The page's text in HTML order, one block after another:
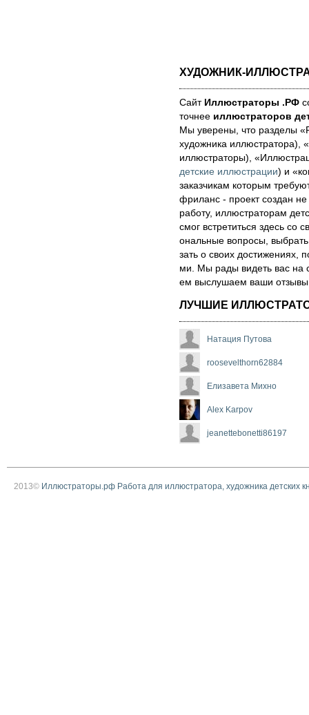
ХУДОЖНИК-
Сайт Иллюстраторы .РФ
точнее иллюстраторов
Мы уве­ре­ны, что раз­де­лы
художника иллюстратора),
иллюстраторы),
детские иллюстрации) и
за­каз­чи­кам которым
фри­ланс - про­ект соз­дан
ра­бо­ту, иллюстраторам
смог встре­тить­ся здесь со
ональ­ные воп­ро­сы,
зать о сво­их
ми. Мы рады ви­деть вас на
ем выс­лу­ша­ем ва­ши от­зы­вы
ЛУЧШИЕ
Натация Путова
roosevelthorn62884
Елизавета Михно
Alex Karpov
jeanettebonetti86197
2013© Иллюстраторы.рф Работа для иллюстратора, художника детских